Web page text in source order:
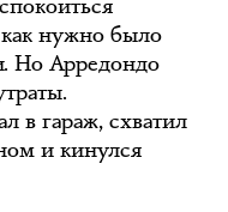
как нужно было
Но Арредондо
в гараж, схватил
и кинулся